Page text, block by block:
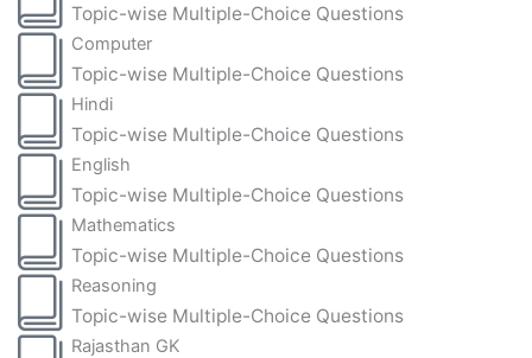
Topic-wise Multiple-Choice Questions
Computer
Topic-wise Multiple-Choice Questions
Hindi
Topic-wise Multiple-Choice Questions
English
Topic-wise Multiple-Choice Questions
Mathematics
Topic-wise Multiple-Choice Questions
Reasoning
Topic-wise Multiple-Choice Questions
Rajasthan GK